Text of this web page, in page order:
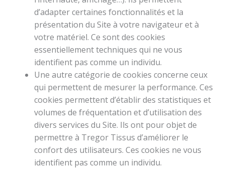
d’adapter certaines fonctionnalités et la
présentation du Site à votre navigateur et à
votre matériel. Ce sont des cookies
essentiellement techniques qui ne vous
identifient pas comme un individu.
Une autre catégorie de cookies concerne ceux
qui permettent de mesurer la performance. Ces
cookies permettent d’établir des statistiques et
volumes de fréquentation et d’utilisation des
divers services du Site. Ils ont pour objet de
permettre à Tregor Tissus d’améliorer le
confort des utilisateurs. Ces cookies ne vous
identifient pas comme un individu.